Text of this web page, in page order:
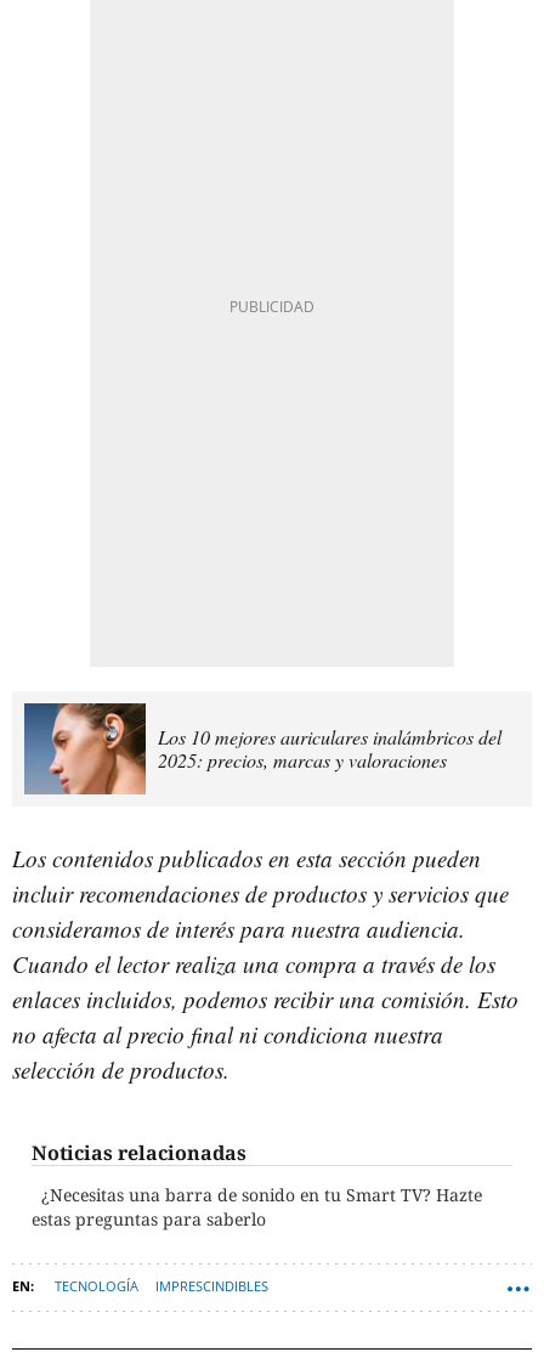
Los 10 mejores auriculares inalámbricos del
2025: precios, marcas y valoraciones
Los contenidos publicados en esta sección pueden
incluir recomendaciones de productos y servicios que
consideramos de interés para nuestra audiencia.
Cuando el lector realiza una compra a través de los
enlaces incluidos, podemos recibir una comisión. Esto
no afecta al precio final ni condiciona nuestra
selección de productos.
Noticias relacionadas
¿Necesitas una barra de sonido en tu Smart TV? Hazte
estas preguntas para saberlo
TECNOLOGÍA IMPRESCINDIBLES